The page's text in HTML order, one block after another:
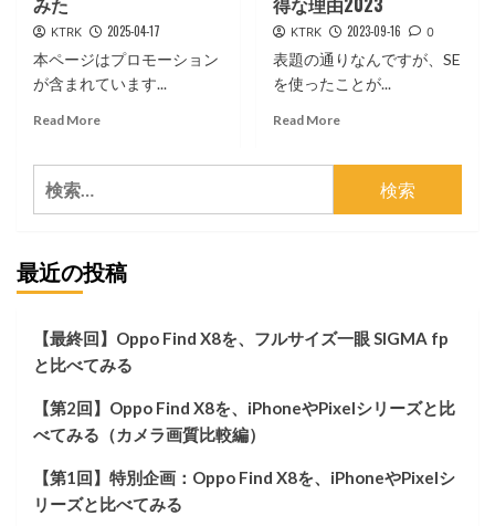
KTRK 2025-04-17
本ページはプロモーション
が含まれています...
Read MoreRead
用
バ
ド
A02
と
正
の
ポ
ー
ツ
KTRK 2023-09-16 0
表題の通りなんですが、SE
を使ったことが...
Read MoreRead
AppleWatch
（特
を
検
索:
最近の投稿
【最終回】Oppo Find X8を、フルサイズ一眼 SIGMA fp
と比べてみる
【第2回】Oppo Find X8を、iPhoneやPixelシリーズと比
べてみる（カメラ画質比較編）
【第1回】特別企画：Oppo Find X8を、iPhoneやPixelシ
リーズと比べてみる